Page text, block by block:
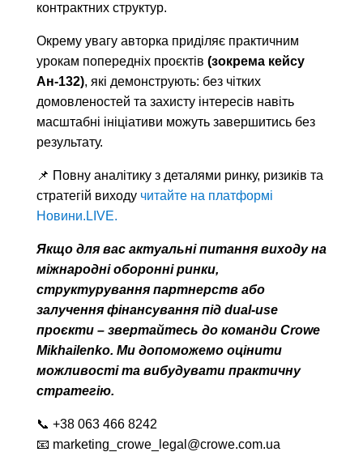
контрактних структур.
Окрему увагу авторка приділяє практичним
урокам попередніх проєктів (зокрема кейсу
Ан-132), які демонструють: без чітких
домовленостей та захисту інтересів навіть
масштабні ініціативи можуть завершитись без
результату.
📌 Повну аналітику з деталями ринку, ризиків та
стратегій виходу читайте на платформі
Новини.LIVE.
Якщо для вас актуальні питання виходу на
міжнародні оборонні ринки,
структурування партнерств або
залучення фінансування під dual-use
проєкти – звертайтесь до команди Crowe
Mikhailenko. Ми допоможемо оцінити
можливості та вибудувати практичну
стратегію.
📞 +38 063 466 8242
📧 marketing_crowe_legal@crowe.com.ua